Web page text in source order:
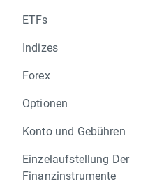
ETFs
Indizes
Forex
Optionen
Konto und Gebühren
Einzelaufstellung Der
Finanzinstrumente